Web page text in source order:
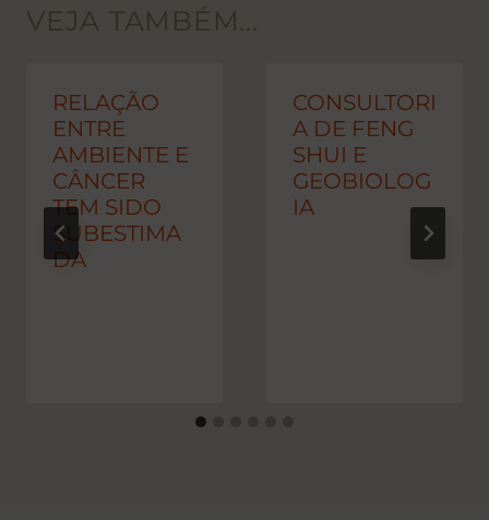
VEJA TAMBÉM...
RELAÇÃO
ENTRE
AMBIENTE E
CÂNCER
TEM SIDO
SUBESTIMA
DA
CONSULTORI
A DE FENG
SHUI E
GEOBIOLOG
IA